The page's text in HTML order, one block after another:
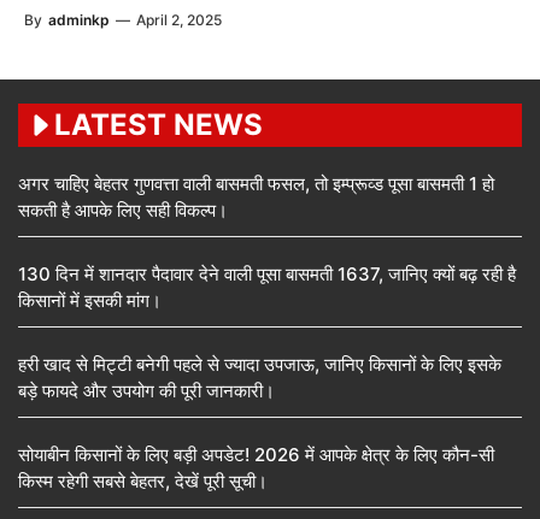
By adminkp — April 2, 2025
LATEST NEWS
अगर चाहिए बेहतर गुणवत्ता वाली बासमती फसल, तो इम्प्रूव्ड पूसा बासमती 1 हो
सकती है आपके लिए सही विकल्प।
130 दिन में शानदार पैदावार देने वाली पूसा बासमती 1637, जानिए क्यों बढ़ रही है
किसानों में इसकी मांग।
हरी खाद से मिट्टी बनेगी पहले से ज्यादा उपजाऊ, जानिए किसानों के लिए इसके
बड़े फायदे और उपयोग की पूरी जानकारी।
सोयाबीन किसानों के लिए बड़ी अपडेट! 2026 में आपके क्षेत्र के लिए कौन-सी
किस्म रहेगी सबसे बेहतर, देखें पूरी सूची।